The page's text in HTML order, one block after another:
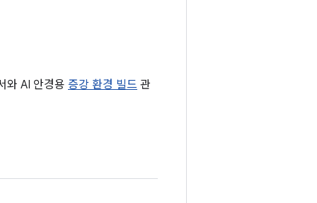
와 AI 안경용 증강 환경 빌드 관